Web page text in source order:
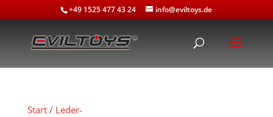
+49 1525 477 43 24 info@eviltoys.de
Start/ Leder-